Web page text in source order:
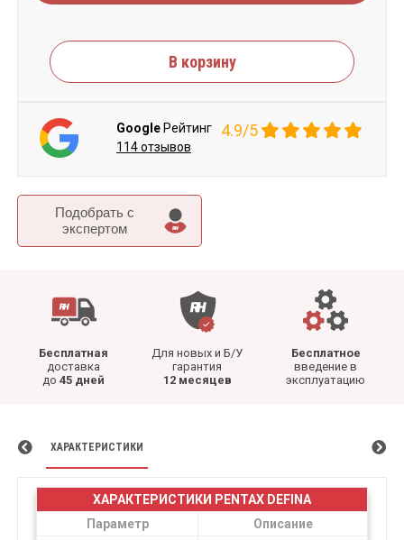
Подобрать c
экспертом
Бесплатная
доставка
до 45 дней
Для новых и Б/У
гарантия
12 месяцев
Бесплатное
введение в
эксплуатацию
В корзину
Google Рейтинг 4.9/5
114 отзывов
ХАРАКТЕРИСТИКИ
ХАРАКТЕРИСТИКИ PENTAX DEFINA
Параметр
Описание